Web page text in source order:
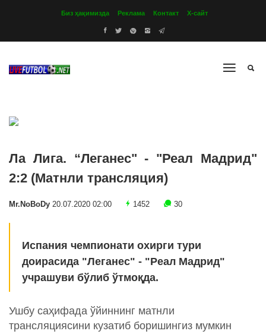
Биз ҳақимизда Реклама Контакт Х-сайт
Ла Лига. “Леганес" - "Реал Мадрид"
2:2 (Матнли трансляция)
Mr.NoBoDy 20.07.2020 02:00 1452 30
Испания чемпионати охирги тури
доирасида "Леганес" - "Реал Мадрид"
учрашуви бўлиб ўтмоқда.
Ушбу саҳифада ўйиннинг матнли
трансляциясини кузатиб боришингиз мумкин